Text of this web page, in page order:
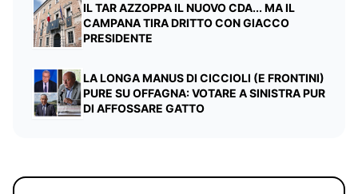
IL TAR AZZOPPA IL NUOVO CDA... MA IL
CAMPANA TIRA DRITTO CON GIACCO
PRESIDENTE
LA LONGA MANUS DI CICCIOLI (E FRONTINI)
PURE SU OFFAGNA: VOTARE A SINISTRA PUR
DI AFFOSSARE GATTO